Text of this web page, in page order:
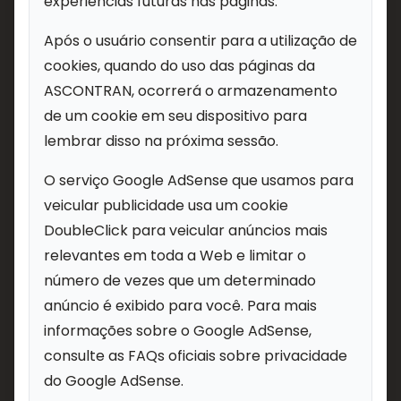
Após o usuário consentir para a utilização de
cookies, quando do uso das páginas da
ASCONTRAN, ocorrerá o armazenamento
de um cookie em seu dispositivo para
lembrar disso na próxima sessão.
O serviço Google AdSense que usamos para
veicular publicidade usa um cookie
DoubleClick para veicular anúncios mais
relevantes em toda a Web e limitar o
número de vezes que um determinado
anúncio é exibido para você. Para mais
informações sobre o Google AdSense,
consulte as FAQs oficiais sobre privacidade
do Google AdSense.